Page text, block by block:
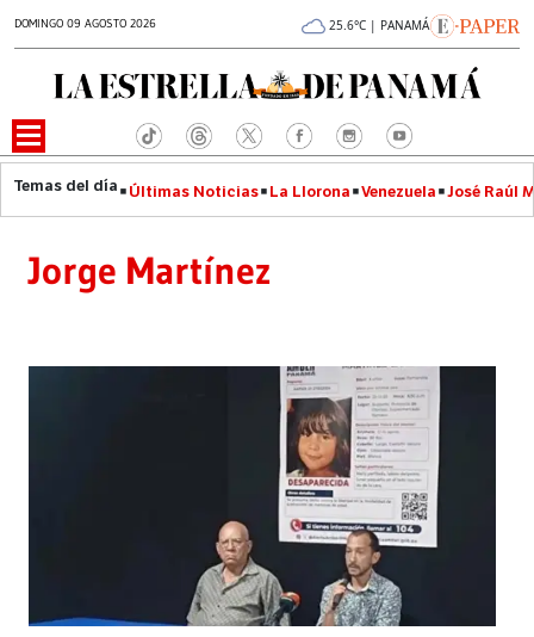
DOMINGO 09 AGOSTO 2026 25.6°C | PANAMÁ
Últimas Noticias La Llorona Venezuela José Raúl
Jorge Martínez